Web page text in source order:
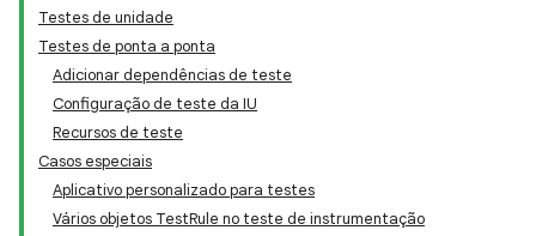
Testes de unidade
Testes de ponta a ponta
Adicionar dependências de teste
Configuração de teste da IU
Recursos de teste
Casos especiais
Aplicativo personalizado para testes
Vários objetos TestRule no teste de instrumentação